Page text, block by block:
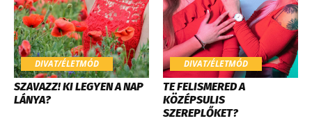
DIVAT/ÉLETMÓD
SZAVAZZ! KI LEGYEN A NAP
LÁNYA?
DIVAT/ÉLETMÓD
TE FELISMERED A
KÖZÉPSULIS
SZEREPLŐKET?